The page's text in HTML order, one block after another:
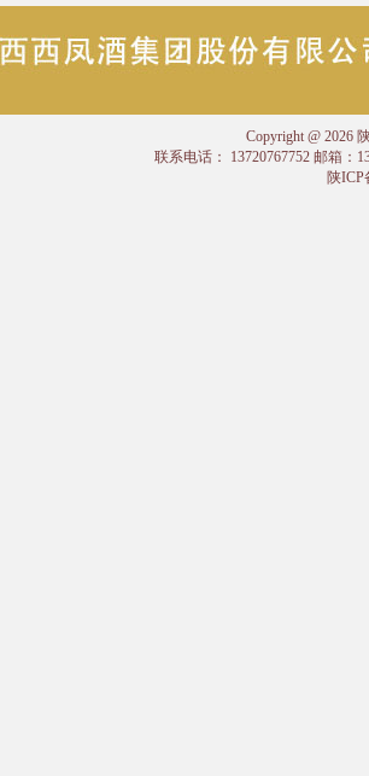
Copyright @ 2026
联系电话： 13720767752 邮箱：
陕ICP